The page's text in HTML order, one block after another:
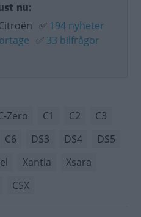
nu:
✅ 194 nyheter
✅ 33 bilfrågor
Zero C1 C2
C3
C6 DS3 DS4
DS5
Xantia
Xsara
C5X